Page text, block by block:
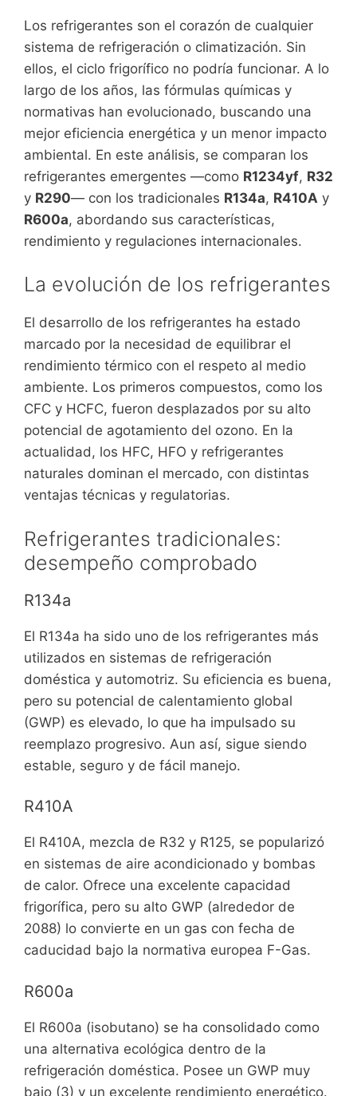
Los refrigerantes son el corazón de cualquier
sistema de refrigeración o climatización. Sin
ellos, el ciclo frigorífico no podría funcionar. A lo
largo de los años, las fórmulas químicas y
normativas han evolucionado, buscando una
mejor eficiencia energética y un menor impacto
ambiental. En este análisis, se comparan los
refrigerantes emergentes —como R1234yf, R32
y R290— con los tradicionales R134a, R410A y
R600a, abordando sus características,
rendimiento y regulaciones internacionales.
La evolución de los refrigerantes
El desarrollo de los refrigerantes ha estado
marcado por la necesidad de equilibrar el
rendimiento térmico con el respeto al medio
ambiente. Los primeros compuestos, como los
CFC y HCFC, fueron desplazados por su alto
potencial de agotamiento del ozono. En la
actualidad, los HFC, HFO y refrigerantes
naturales dominan el mercado, con distintas
ventajas técnicas y regulatorias.
Refrigerantes tradicionales:
desempeño comprobado
R134a
El R134a ha sido uno de los refrigerantes más
utilizados en sistemas de refrigeración
doméstica y automotriz. Su eficiencia es buena,
pero su potencial de calentamiento global
(GWP) es elevado, lo que ha impulsado su
reemplazo progresivo. Aun así, sigue siendo
estable, seguro y de fácil manejo.
R410A
El R410A, mezcla de R32 y R125, se popularizó
en sistemas de aire acondicionado y bombas
de calor. Ofrece una excelente capacidad
frigorífica, pero su alto GWP (alrededor de
2088) lo convierte en un gas con fecha de
caducidad bajo la normativa europea F-Gas.
R600a
El R600a (isobutano) se ha consolidado como
una alternativa ecológica dentro de la
refrigeración doméstica. Posee un GWP muy
bajo (3) y un excelente rendimiento energético.